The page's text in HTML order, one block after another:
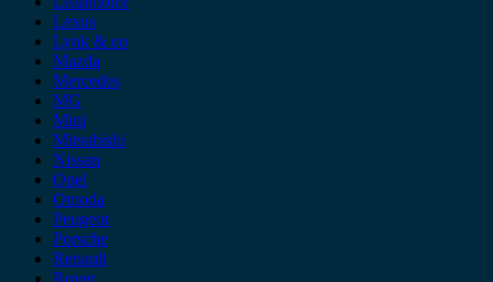
Lexus
Lynk & co
Mazda
Mercedes
MG
Mini
Mitsubishi
Nissan
Opel
Omoda
Peugeot
Porsche
Renault
Rover